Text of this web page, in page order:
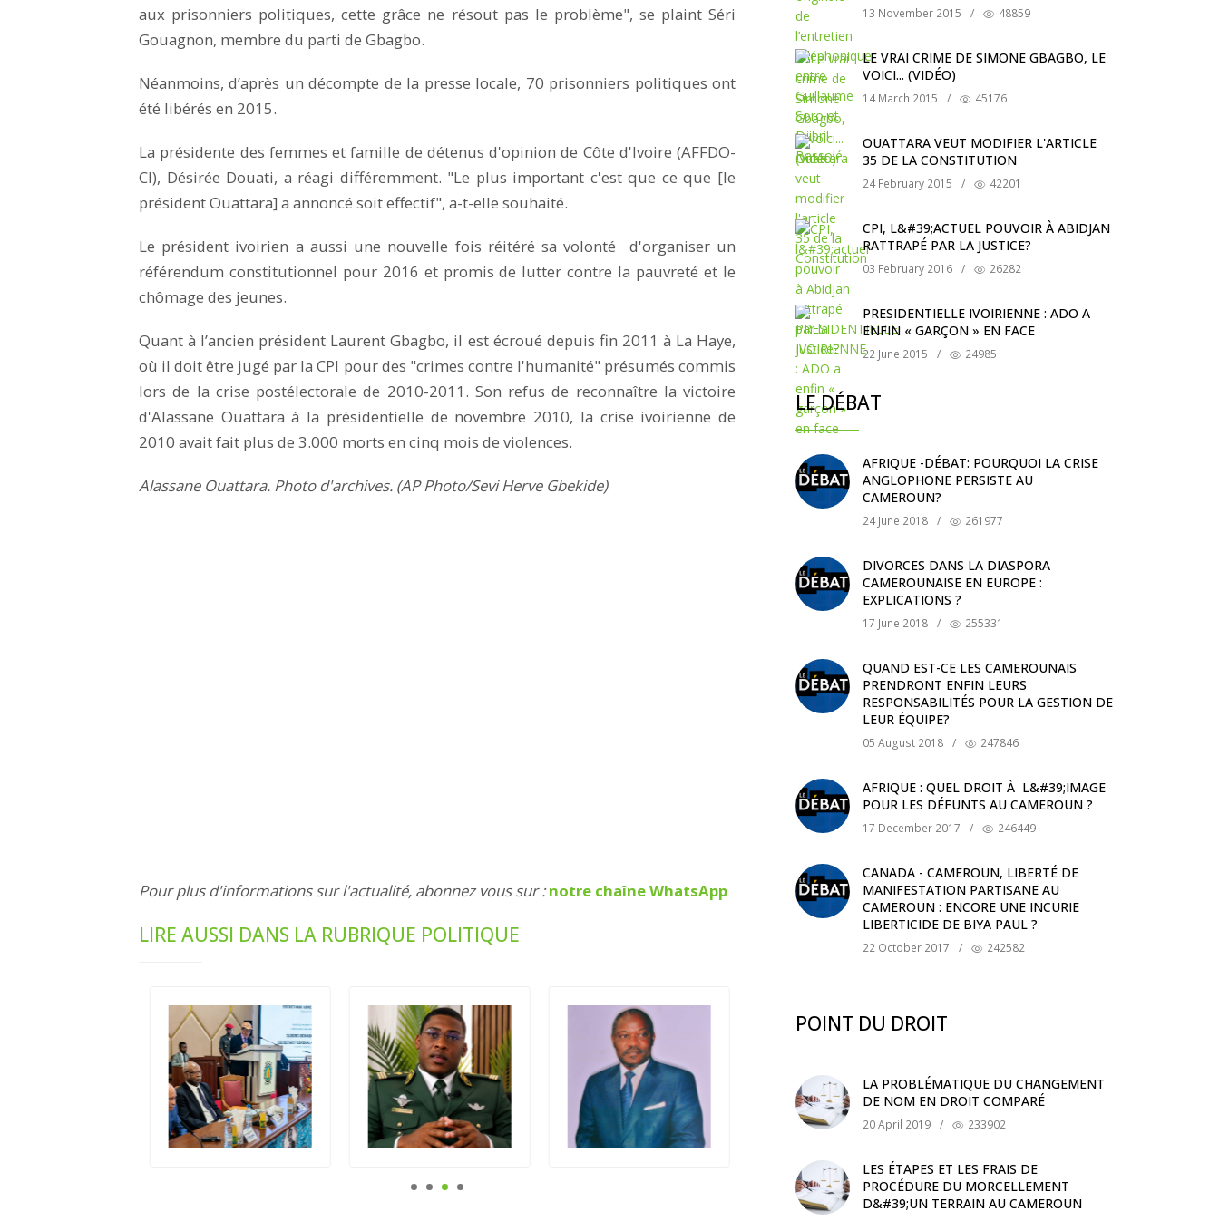
aux prisonniers politiques, cette grâce ne résout pas le problème", se plaint Séri
Gouagnon, membre du parti de Gbagbo.
Néanmoins, d’après un décompte de la presse locale, 70 prisonniers politiques ont
été libérés en 2015.
La présidente des femmes et famille de détenus d'opinion de Côte d'Ivoire (AFFDO-
CI), Désirée Douati, a réagi différemment. "Le plus important c'est que ce que [le
président Ouattara] a annoncé soit effectif", a-t-elle souhaité.
Le président ivoirien a aussi une nouvelle fois réitéré sa volonté d'organiser un
référendum constitutionnel pour 2016 et promis de lutter contre la pauvreté et le
chômage des jeunes.
Quant à l’ancien président Laurent Gbagbo, il est écroué depuis fin 2011 à La Haye,
où il doit être jugé par la CPI pour des "crimes contre l'humanité" présumés commis
lors de la crise postélectorale de 2010-2011. Son refus de reconnaître la victoire
d'Alassane Ouattara à la présidentielle de novembre 2010, la crise ivoirienne de
2010 avait fait plus de 3.000 morts en cinq mois de violences.
Alassane Ouattara. Photo d'archives. (AP Photo/Sevi Herve Gbekide)
Pour plus d'informations sur l'actualité, abonnez vous sur :notre chaîne WhatsApp
LIRE AUSSI DANS LA RUBRIQUE POLITIQUE
13 November 2015 / 48859
LE VRAI CRIME DE SIMONE GBAGBO, LE
VOICI... (VIDÉO)
14 March 2015 / 45176
OUATTARA VEUT MODIFIER L'ARTICLE
35 DE LA CONSTITUTION
24 February 2015 / 42201
CPI, L&#39;ACTUEL POUVOIR À ABIDJAN
RATTRAPÉ PAR LA JUSTICE?
03 February 2016 / 26282
PRESIDENTIELLE IVOIRIENNE : ADO A
ENFIN « GARÇON » EN FACE
22 June 2015 / 24985
LE DÉBAT
AFRIQUE -DÉBAT: POURQUOI LA CRISE
ANGLOPHONE PERSISTE AU
CAMEROUN?
24 June 2018 / 261977
DIVORCES DANS LA DIASPORA
CAMEROUNAISE EN EUROPE :
EXPLICATIONS ?
17 June 2018 / 255331
QUAND EST-CE LES CAMEROUNAIS
PRENDRONT ENFIN LEURS
RESPONSABILITÉS POUR LA GESTION DE
LEUR ÉQUIPE?
05 August 2018 / 247846
AFRIQUE : QUEL DROIT À L&#39;IMAGE
POUR LES DÉFUNTS AU CAMEROUN ?
17 December 2017 / 246449
CANADA - CAMEROUN, LIBERTÉ DE
MANIFESTATION PARTISANE AU
CAMEROUN : ENCORE UNE INCURIE
LIBERTICIDE DE BIYA PAUL ?
22 October 2017 / 242582
POINT DU DROIT
LA PROBLÉMATIQUE DU CHANGEMENT
DE NOM EN DROIT COMPARÉ
20 April 2019 / 233902
LES ÉTAPES ET LES FRAIS DE
PROCÉDURE DU MORCELLEMENT
D&#39;UN TERRAIN AU CAMEROUN